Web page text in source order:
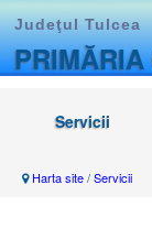
Judeţul Tulcea
Servicii
Harta site/Servicii